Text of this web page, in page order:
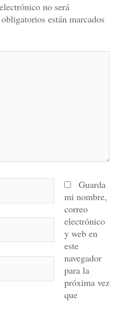
no será
están marcados
Guarda
mi nombre,
correo
electrónico
y web en
este
navegador
para la
próxima vez
que